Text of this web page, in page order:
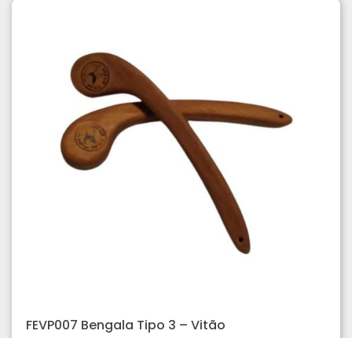
FEVP007 Bengala Tipo 3 – Vitão